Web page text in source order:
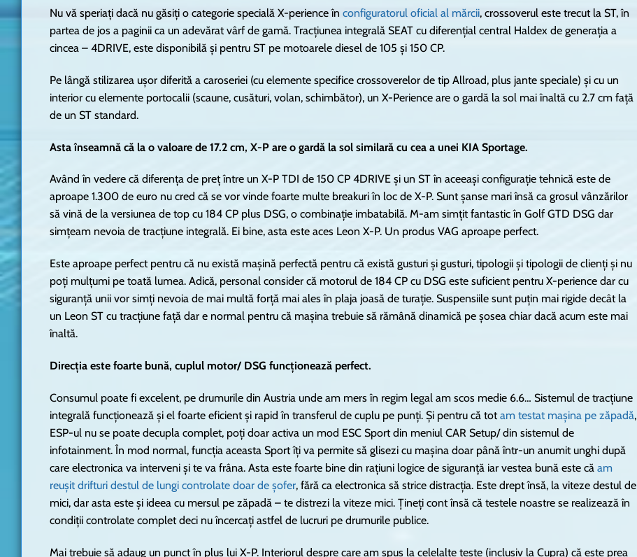
Nu vă speriați dacă nu găsiți o categorie specială X-perience în configuratorul oficial al mărcii, crossoverul este trecut la ST, în
partea de jos a paginii ca un adevărat vârf de gamă. Tracțiunea integrală SEAT cu diferențial central Haldex de generația a
cincea – 4DRIVE, este disponibilă și pentru ST pe motoarele diesel de 105 și 150 CP.
Pe lângă stilizarea ușor diferită a caroseriei (cu elemente specifice crossoverelor de tip Allroad, plus jante speciale) și cu un
interior cu elemente portocalii (scaune, cusături, volan, schimbător), un X-Perience are o gardă la sol mai înaltă cu 2.7 cm față
de un ST standard.
Asta înseamnă că la o valoare de 17.2 cm, X-P are o gardă la sol similară cu cea a unei KIA Sportage.
Având în vedere că diferența de preț între un X-P TDI de 150 CP 4DRIVE și un ST în aceeași configurație tehnică este de
aproape 1.300 de euro nu cred că se vor vinde foarte multe breakuri în loc de X-P. Sunt șanse mari însă ca grosul vânzărilor
să vină de la versiunea de top cu 184 CP plus DSG, o combinație imbatabilă. M-am simțit fantastic în Golf GTD DSG dar
simțeam nevoia de tracțiune integrală. Ei bine, asta este aces Leon X-P. Un produs VAG aproape perfect.
Este aproape perfect pentru că nu există mașină perfectă pentru că există gusturi și gusturi, tipologii și tipologii de clienți și nu
poți mulțumi pe toată lumea. Adică, personal consider că motorul de 184 CP cu DSG este suficient pentru X-perience dar cu
siguranță unii vor simți nevoia de mai multă forță mai ales în plaja joasă de turație. Suspensiile sunt puțin mai rigide decât la
un Leon ST cu tracțiune față dar e normal pentru că mașina trebuie să rămână dinamică pe șosea chiar dacă acum este mai
înaltă.
Direcția este foarte bună, cuplul motor/ DSG funcționează perfect.
Consumul poate fi excelent, pe drumurile din Austria unde am mers în regim legal am scos medie 6.6… Sistemul de tracțiune
integrală funcționează și el foarte eficient și rapid în transferul de cuplu pe punți. Și pentru că totam testat mașina pe zăpadă,
ESP-ul nu se poate decupla complet, poți doar activa un mod ESC Sport din meniul CAR Setup/ din sistemul de
infotainment. În mod normal, funcția aceasta Sport îți va permite să glisezi cu mașina doar până într-un anumit unghi după
care electronica va interveni și te va frâna. Asta este foarte bine din rațiuni logice de siguranță iar vestea bună este că am
reușit drifturi destul de lungi controlate doar de șofer, fără ca electronica să strice distracția. Este drept însă, la viteze destul de
mici, dar asta este și ideea cu mersul pe zăpadă – te distrezi la viteze mici. Țineți cont însă că testele noastre se realizează în
condiții controlate complet deci nu încercați astfel de lucruri pe drumurile publice.
Mai trebuie să adaug un punct în plus lui X-P. Interiorul despre care am spus la celelalte teste (inclusiv la Cupra) că este prea